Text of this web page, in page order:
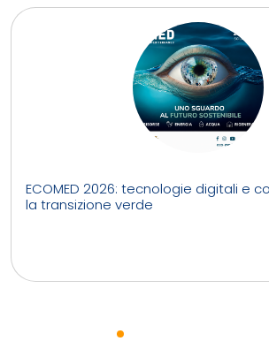
ECOMED 2026: tecnologie digitali e
la transizione verde